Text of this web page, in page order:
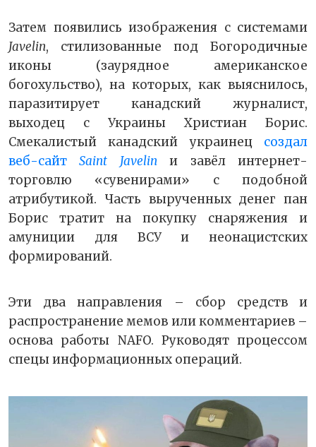
Затем появились изображения с системами
Javelin, стилизованные под Богородичные
иконы (заурядное американское
богохульство), на которых, как выяснилось,
паразитирует канадский журналист,
выходец с Украины Христиан Борис.
Смекалистый канадский украинец создал
веб-сайтSaint Javelinи завёл интернет-
торговлю «сувенирами» с подобной
атрибутикой. Часть вырученных денег пан
Борис тратит на покупку снаряжения и
амуниции для ВСУ и неонацистских
формирований.
Эти два направления – сбор средств и
распространение мемов или комментариев –
основа работы NAFO. Руководят процессом
спецы информационных операций.